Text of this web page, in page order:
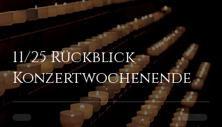
11/25 Rückblick
Konzertwochenende